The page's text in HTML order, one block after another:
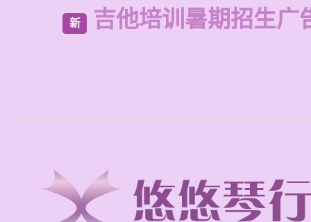
新 吉他培训暑期招生广